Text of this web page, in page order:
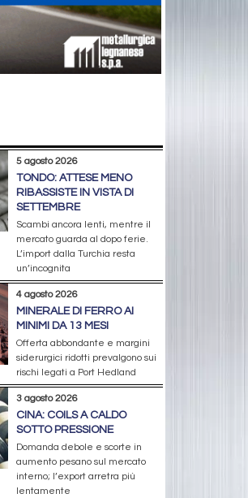
5 agosto 2026
TONDO: ATTESE MENO
RIBASSISTE IN VISTA DI
SETTEMBRE
Scambi ancora lenti, mentre il
mercato guarda al dopo ferie.
L’import dalla Turchia resta
un’incognita
4 agosto 2026
MINERALE DI FERRO AI
MINIMI DA 13 MESI
Offerta abbondante e margini
siderurgici ridotti prevalgono sui
rischi legati a Port Hedland
3 agosto 2026
CINA: COILS A CALDO
SOTTO PRESSIONE
Domanda debole e scorte in
aumento pesano sul mercato
interno; l’export arretra più
lentamente